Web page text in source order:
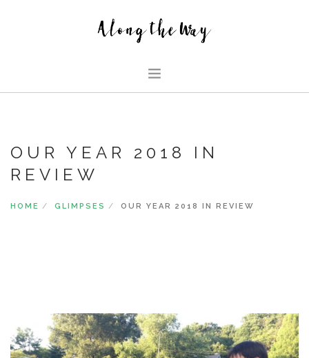
GLIMPSES
HOUSE
FAMILY BLOG
OUR YEAR 2018 IN
REVIEW
HOME GLIMPSES OUR YEAR 2018 IN REVIEW